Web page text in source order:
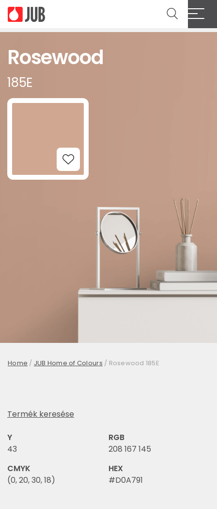
Rosewood
185E
Add to Wishlist
Home / JUB Home of Colours / Rosewood 185E
Termék keresése
Y
43
RGB
208 167 145
CMYK
(0, 20, 30, 18)
HEX
#D0A791